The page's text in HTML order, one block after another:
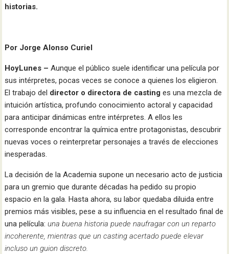
historias.
Por Jorge Alonso Curiel
HoyLunes –Aunque el público suele identificar una película por
sus intérpretes, pocas veces se conoce a quienes los eligieron.
El trabajo del director o directora de casting es una mezcla de
intuición artística, profundo conocimiento actoral y capacidad
para anticipar dinámicas entre intérpretes. A ellos les
corresponde encontrar la química entre protagonistas, descubrir
nuevas voces o reinterpretar personajes a través de elecciones
inesperadas.
La decisión de la Academia supone un necesario acto de justicia
para un gremio que durante décadas ha pedido su propio
espacio en la gala. Hasta ahora, su labor quedaba diluida entre
premios más visibles, pese a su influencia en el resultado final de
una película:una buena historia puede naufragar con un reparto
incoherente, mientras que un casting acertado puede elevar
incluso un guion discreto.